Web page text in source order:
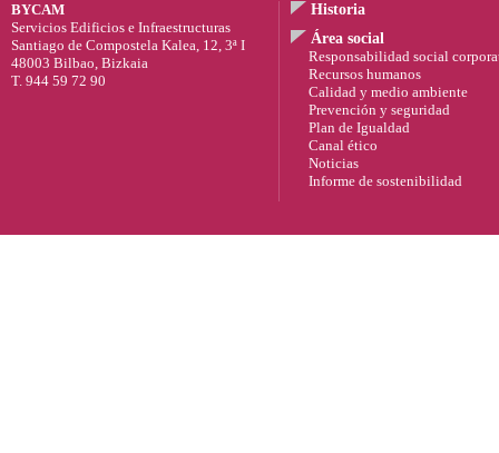
BYCAM
Servicios Edificios e Infraestructuras
Santiago de Compostela Kalea, 12, 3ª I
48003 Bilbao, Bizkaia
T. 944 59 72 90
Historia
Área social
Responsabilidad social
Recursos humanos
Calidad y medio ambiente
Prevención y seguridad
Plan de Igualdad
Canal ético
Noticias
Informe de sostenibilidad